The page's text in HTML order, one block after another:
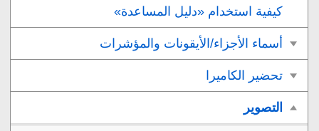
كيفية استخدام «دليل المساعدة»
أسماء الأجزاء/الأيقونات والمؤشرات
تحضير الكاميرا
التصوير